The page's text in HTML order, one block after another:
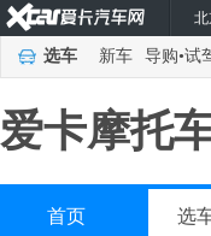
选车 新车 导购•试
爱卡摩托
首页 选